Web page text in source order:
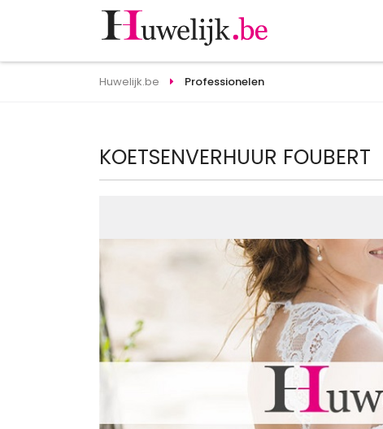
Huwelijk.be Professionelen
KOETSENVERHUUR FOUBERT